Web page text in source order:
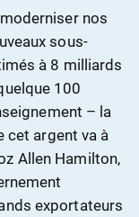
nos
sous-
à 8 milliards
100
– la
cet argent va à
Allen Hamilton,
exportateurs